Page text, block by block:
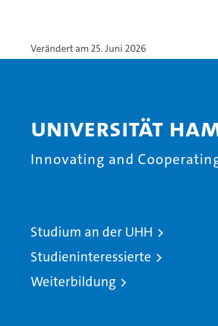
Verändert am 25. Juni 2026
Universität
Innovating and
Studium an der UHH
Studieninteressierte
Weiterbildung